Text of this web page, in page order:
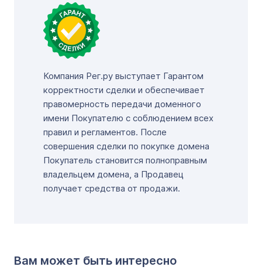
Компания Рег.ру выступает Гарантом
корректности сделки и обеспечивает
правомерность передачи доменного
имени Покупателю с соблюдением всех
правил и регламентов. После
совершения сделки по покупке домена
Покупатель становится полноправным
владельцем домена, а Продавец
получает средства от продажи.
Вам может быть интересно